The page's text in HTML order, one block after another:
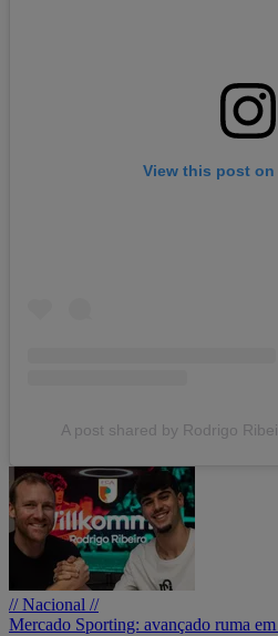
View this post on
A post shared by Rodrigo
// Nacional //
Mercado Sporting: avançado ruma